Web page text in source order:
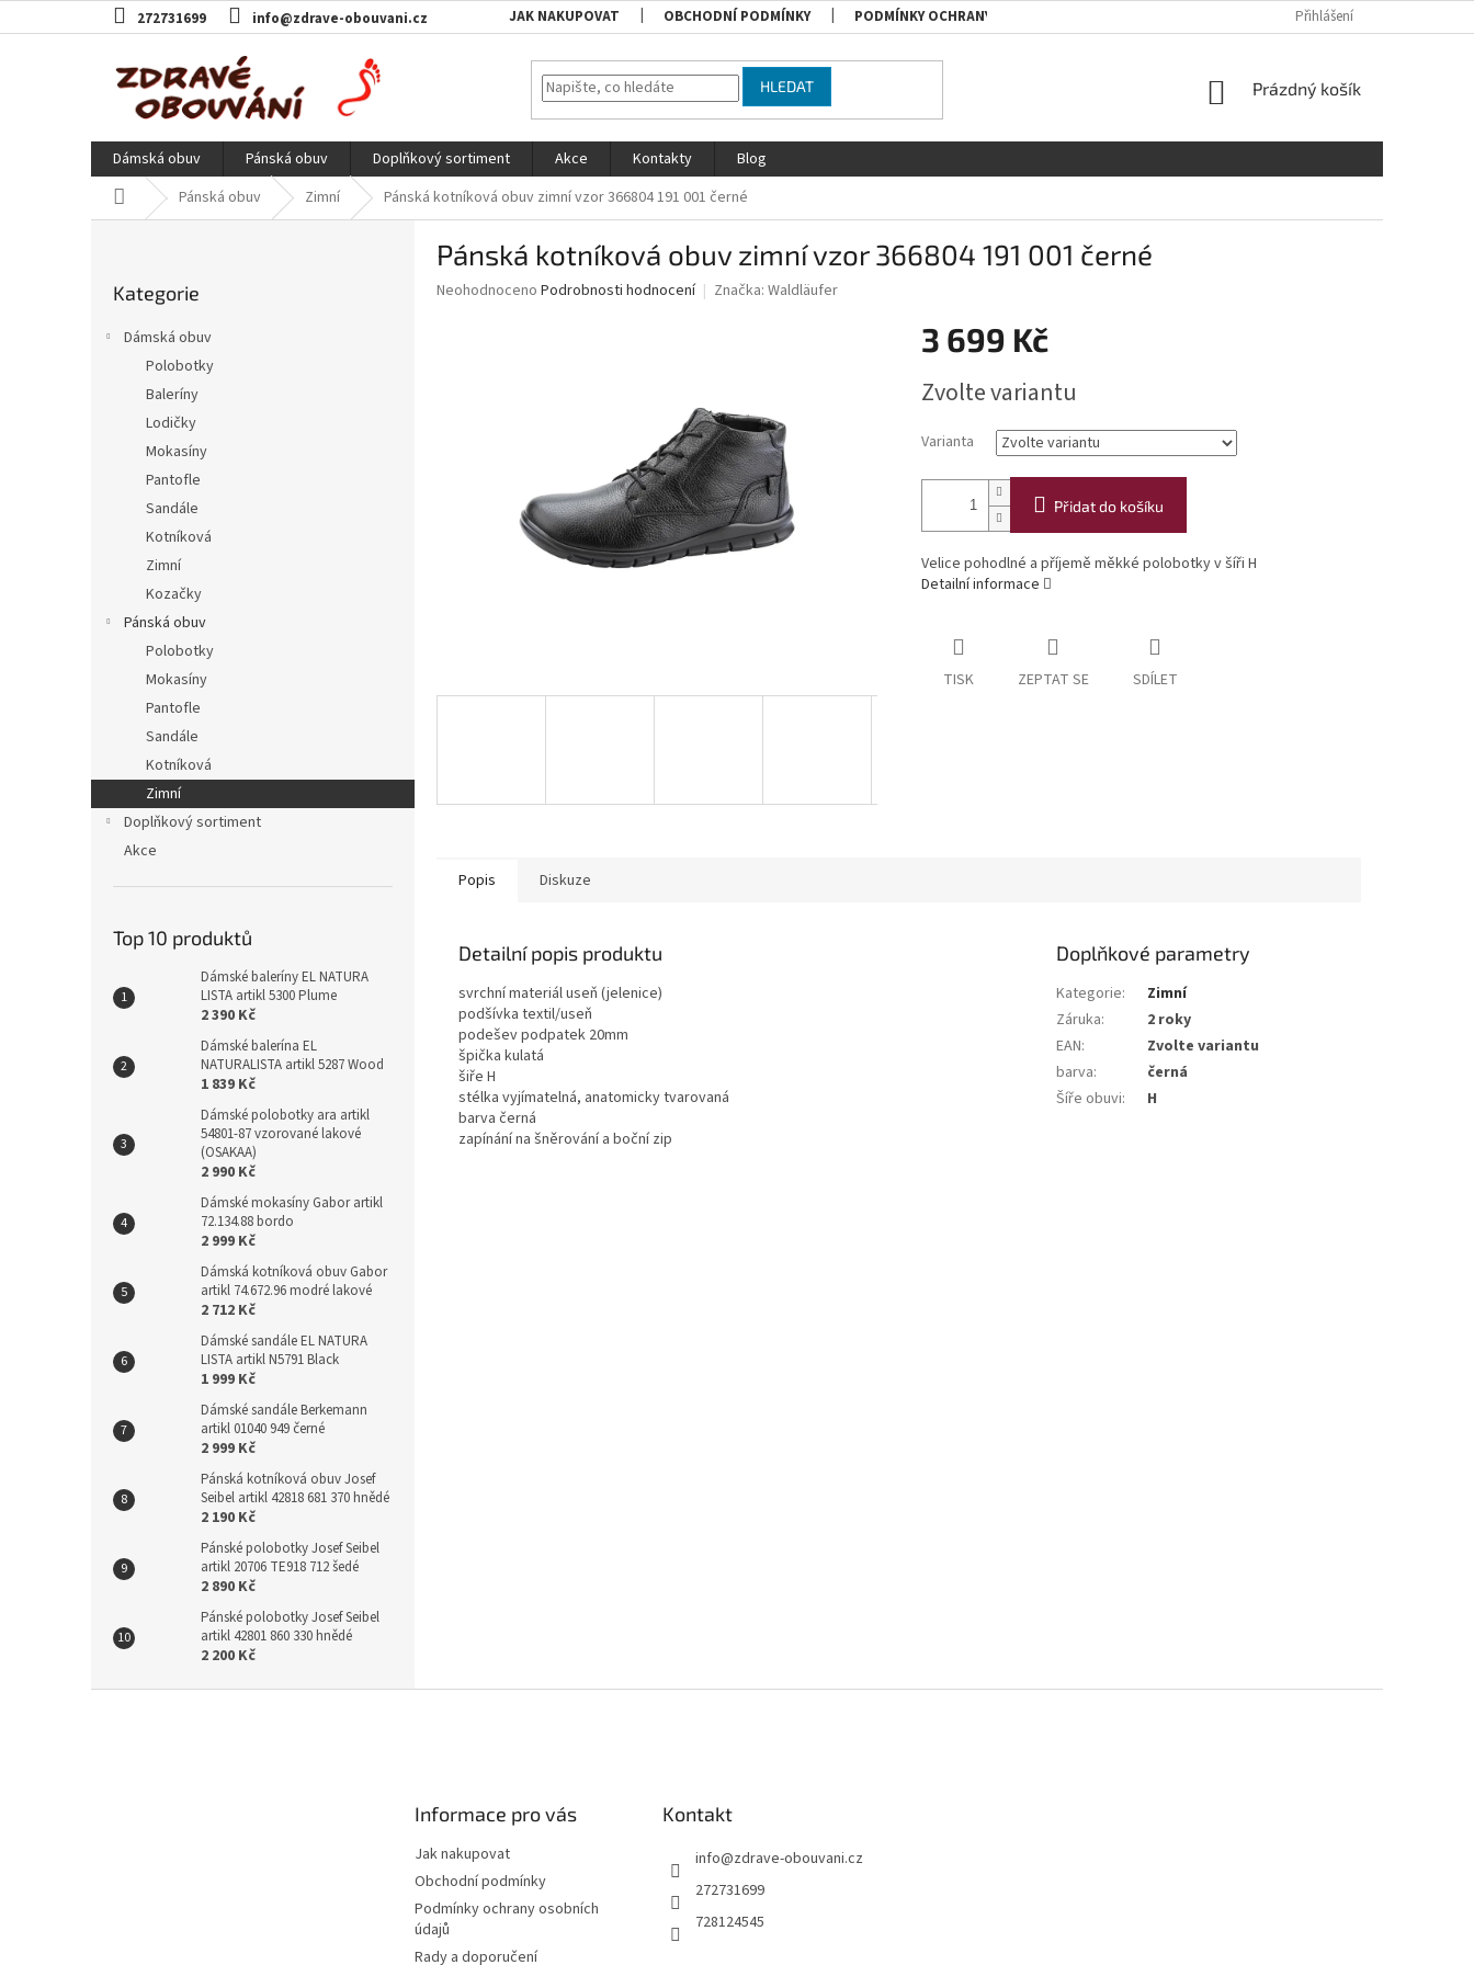
na
272731699 info@zdrave-obouvani.cz JAK NAKUPOVAT OBCHODNÍ PODMÍNKY PODMÍNKY OCHRANY OSOBNÍCH ÚDAJŮ RADY A DOPORUČENÍ TABULKA
Přihlášení
HLEDAT
NÁKUPNÍ
Prázdný košík
Dámská obuv Pánská obuv Doplňkový sortiment Akce Kontakty
Blog
Domů Pánská obuv Zimní Pánská kotníková obuv zimní vzor 366804 191 001 černé
kategorie
Kategorie
Dámská obuv
Polobotky
Baleríny
Lodičky
Mokasíny
Pantofle
Sandále
Kotníková
Zimní
Kozačky
Pánská obuv
Polobotky
Mokasíny
Pantofle
Sandále
Kotníková
Zimní
Doplňkový sortiment
Akce
Top 10 produktů
Dámské baleríny EL NATURA
LISTA artikl 5300 Plume
2 390 Kč
Dámské balerína EL
NATURALISTA artikl 5287 Wood
1 839 Kč
Dámské polobotky ara artikl
54801-87 vzorované lakové
(OSAKAA)
2 990 Kč
Dámské mokasíny Gabor artikl
72.134.88 bordo
2 999 Kč
Dámská kotníková obuv Gabor
artikl 74.672.96 modré lakové
2 712 Kč
Dámské sandále EL NATURA
LISTA artikl N5791 Black
1 999 Kč
Dámské sandále Berkemann
artikl 01040 949 černé
2 999 Kč
Pánská kotníková obuv Josef
Seibel artikl 42818 681 370 hnědé
2 190 Kč
Pánské polobotky Josef Seibel
artikl 20706 TE918 712 šedé
2 890 Kč
Pánské polobotky Josef Seibel
artikl 42801 860 330 hnědé
2 200 Kč
Pánská kotníková obuv zimní vzor 366804 191 001 černé
Průměrné
Neohodnoceno Podrobnosti hodnocení Značka: Waldläufer
3 699 Kč
cena:
Zvolte variantu
Varianta
Přidat do košíku
Velice pohodlné a příjemě měkké polobotky v šíři H
Detailní informace
TISK ZEPTAT SE SDÍLET
Popis Diskuze
Detailní popis produktu
svrchní materiál useň (jelenice)
podšívka textil/useň
podešev podpatek 20mm
špička kulatá
šiře H
stélka vyjímatelná, anatomicky tvarovaná
barva černá
zapínání na šněrování a boční zip
Doplňkové parametry
Kategorie:
Zimní
Záruka:
2 roky
EAN:
Zvolte variantu
barva:
černá
Šíře obuvi: H
Informace pro vás
Jak nakupovat
Obchodní podmínky
Podmínky ochrany osobních
údajů
Rady a doporučení
Kontakt
info@zdrave-obouvani.cz
272731699
728124545